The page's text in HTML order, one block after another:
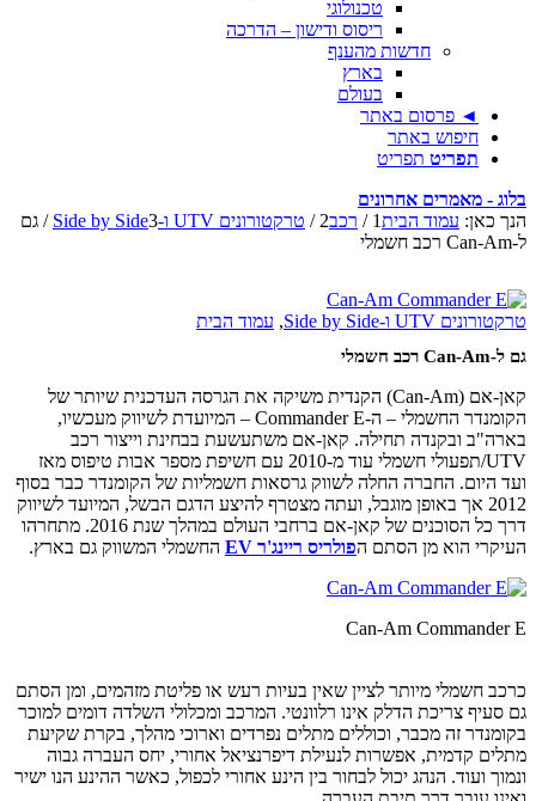
טכנולוגי
ריסוס ודישון – הדרכה
חדשות מהענף
בארץ
בעולם
◄ פרסום באתר
חיפוש באתר
תפריט תפריט
בלוג - מאמרים אחרונים
הנך כאן: עמוד הבית1
/ רכב2
/ טרקטורונים UTV ו-Side by Side 3
/ גם
ל-Can-Am רכב חשמלי
טרקטורונים UTV ו-Side by Side , עמוד הבית
גם ל-Can-Am רכב חשמלי
קאן-אם (Can-Am) הקנדית משיקה את הגרסה העדכנית שיותר של
הקומנדר החשמלי – ה-Commander E – המיועדת לשיווק מעכשיו,
בארה"ב ובקנדה תחילה. קאן-אם משתעשעת בבחינת וייצור רכב
UTV/תפעולי חשמלי עוד מ-2010 עם חשיפת מספר אבות טיפוס מאז
ועד היום. החברה החלה לשווק גרסאות חשמליות של הקומנדר כבר בסוף
2012 אך באופן מוגבל, ועתה מצטרף להיצע הדגם הבשל, המיועד לשיווק
דרך כל הסוכנים של קאן-אם ברחבי העולם במהלך שנת 2016. מתחרהו
העיקרי הוא מן הסתם הפולריס ריינג'ר EV החשמלי המשווק גם בארץ.
Can-Am Commander E
כרכב חשמלי מיותר לציין שאין בעיות רעש או פליטת מזהמים, ומן הסתם
גם סעיף צריכת הדלק אינו רלוונטי. המרכב ומכלולי השלדה דומים למוכר
בקומנדר זה מכבר, וכוללים מתלים נפרדים וארוכי מהלך, בקרת שקיעת
מתלים קדמית, אפשרות לנעילת דיפרנציאל אחורי, יחס העברה גבוה
ונמוך ועוד. הנהג יכול לבחור בין הינע אחורי לכפול, כאשר ההינע הנו ישיר